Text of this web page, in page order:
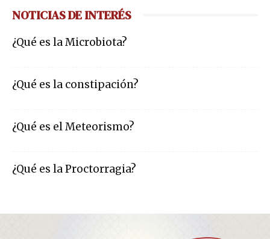
NOTICIAS DE INTERÉS
¿Qué es la Microbiota?
¿Qué es la constipación?
¿Qué es el Meteorismo?
¿Qué es la Proctorragia?